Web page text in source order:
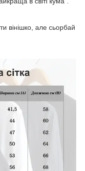
вінішко, але сьорбай